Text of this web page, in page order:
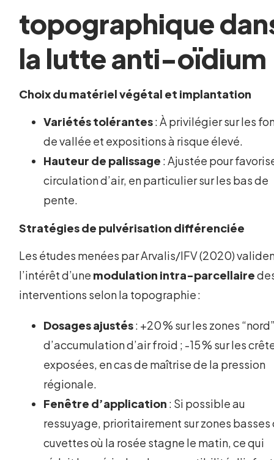
topographique
la lutte anti-oïdium
Choix du matériel végétal et implantation
Variétés tolérantes: À privilégier sur les
de vallée et expositions à risque élevé.
Hauteur de palissage : Ajustée pour
circulation d’air, en particulier sur les bas de
pente.
Stratégies de pulvérisation différenciée
Les études menées par Arvalis/IFV (2020)
l’intérêt d’une modulation intra-parcellaire
interventions selon la topographie :
Dosages ajustés: +20 % sur les zones
d’accumulation d’air froid ; -15 % sur les
exposées, en cas de maîtrise de la pression
régionale.
Fenêtre d’application : Si possible au
ressuyage, prioritairement sur zones basses
cuvettes où la rosée stagne le matin, ce qui